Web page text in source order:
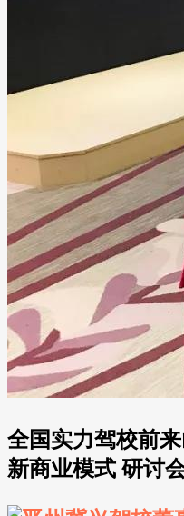
全国实力驾校前
新商业模式 研讨